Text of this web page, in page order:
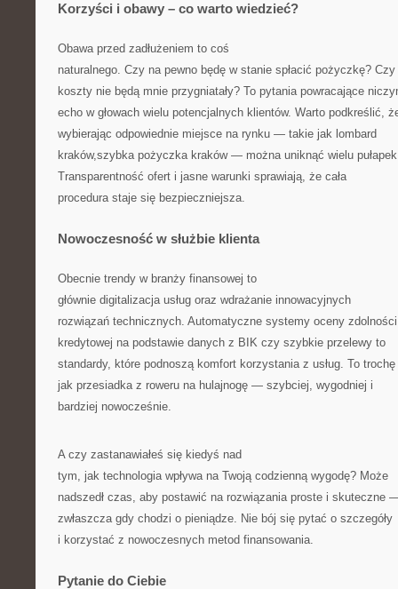
Korzyści i obawy – co warto wiedzieć?
Obawa przed zadłużeniem to coś
naturalnego. Czy na pewno będę w stanie spłacić pożyczkę? Czy
koszty nie będą mnie przygniatały? To pytania powracające
echo w głowach wielu potencjalnych klientów. Warto podkreślić,
wybierając odpowiednie miejsce na rynku — takie jak lombard
kraków,szybka pożyczka kraków — można uniknąć wielu
Transparentność ofert i jasne warunki sprawiają, że cała
procedura staje się bezpieczniejsza.
Nowoczesność w służbie klienta
Obecnie trendy w branży finansowej to
głównie digitalizacja usług oraz wdrażanie innowacyjnych
rozwiązań technicznych. Automatyczne systemy oceny zdolności
kredytowej na podstawie danych z BIK czy szybkie przelewy to
standardy, które podnoszą komfort korzystania z usług. To trochę
jak przesiadka z roweru na hulajnogę — szybciej, wygodniej i
bardziej nowocześnie.
A czy zastanawiałeś się kiedyś nad
tym, jak technologia wpływa na Twoją codzienną wygodę? Może
nadszedł czas, aby postawić na rozwiązania proste i skuteczne
zwłaszcza gdy chodzi o pieniądze. Nie bój się pytać o szczegóły
i korzystać z nowoczesnych metod finansowania.
Pytanie do Ciebie